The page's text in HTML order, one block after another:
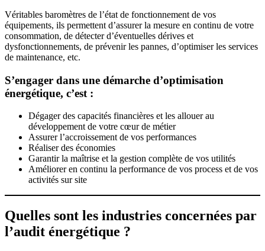
Véritables baromètres de l’état de fonctionnement de vos
équipements, ils permettent d’assurer la mesure en continu de votre
consommation, de détecter d’éventuelles dérives et
dysfonctionnements, de prévenir les pannes, d’optimiser les services
de maintenance, etc.
S’engager dans une démarche d’optimisation
énergétique, c’est :
Dégager des capacités financières et les allouer au
développement de votre cœur de métier
Assurer l’accroissement de vos performances
Réaliser des économies
Garantir la maîtrise et la gestion complète de vos utilités
Améliorer en continu la performance de vos process et de vos
activités sur site
Quelles sont les industries concernées par
l’audit énergétique ?